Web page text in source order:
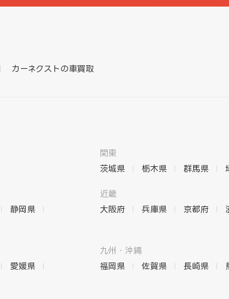
カーネクストの車買取
関東
茨城県
栃木県 群馬県
静岡県
近畿
大阪府
兵庫県 京都府
愛媛県
九州・沖縄
福岡県
佐賀県 長崎県